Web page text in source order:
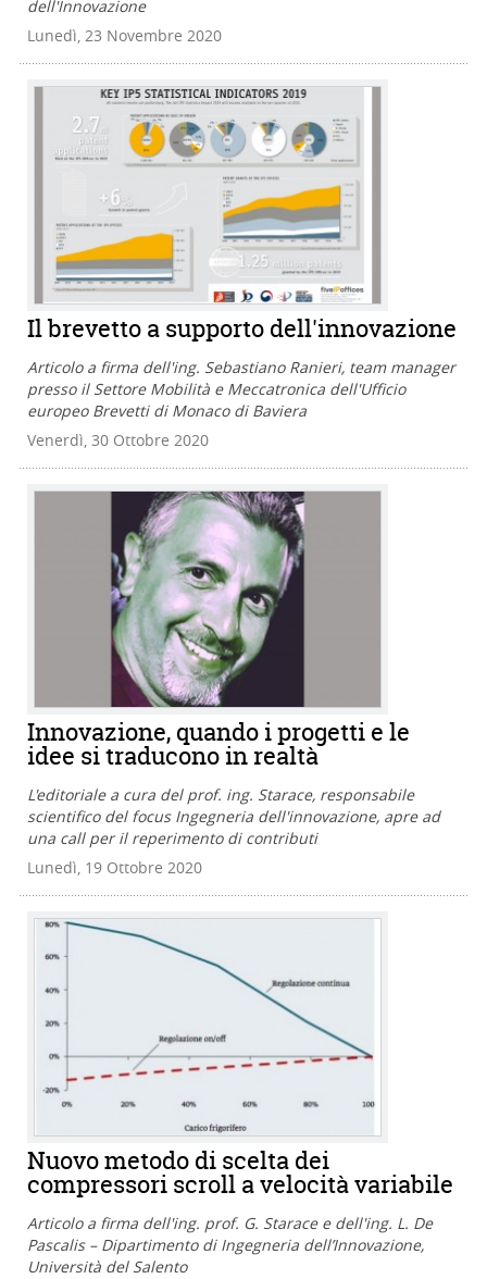
dell'Innovazione
Lunedì, 23 Novembre 2020
Il brevetto a supporto dell'innovazione
Articolo a firma dell'ing. Sebastiano Ranieri, team manager
presso il Settore Mobilità e Meccatronica dell'Ufficio
europeo Brevetti di Monaco di Baviera
Venerdì, 30 Ottobre 2020
Innovazione, quando i progetti e le
idee si traducono in realtà
L'editoriale a cura del prof. ing. Starace, responsabile
scientifico del focus Ingegneria dell'innovazione, apre ad
una call per il reperimento di contributi
Lunedì, 19 Ottobre 2020
Nuovo metodo di scelta dei
compressori scroll a velocità variabile
Articolo a firma dell'ing. prof. G. Starace e dell'ing. L. De
Pascalis – Dipartimento di Ingegneria dell’Innovazione,
Università del Salento